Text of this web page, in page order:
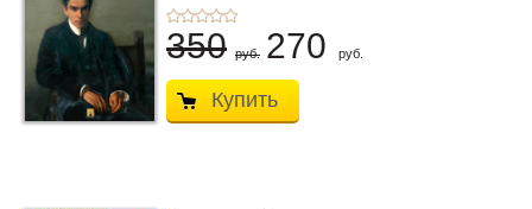
350 руб. 270 руб.
Купить